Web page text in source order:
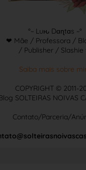
°~ Luԋ Dɑɳtɑs ~°
❤ Mãe / Professora /
/ Publisher /
Saiba mais sobre
COPYRIGHT © 2011-
SOLTEIRAS NOIVAS
Contato/Parceria/